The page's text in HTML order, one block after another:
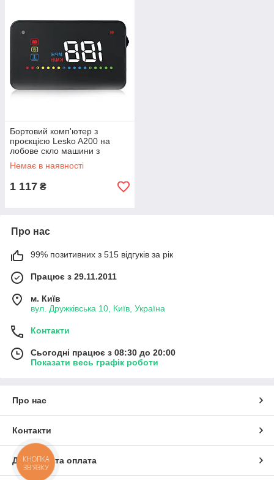
Бортовий комп'ютер з
проєкцією Lesko A200 на
лобове скло машини з
дисплеєм автомобільний
проєкційний
Немає в наявності
1 117 ₴
Про нас
99% позитивних з 515 відгуків за рік
Працює з 29.11.2011
м. Київ
вул. Дружківська 10, Київ, Україна
Контакти
Сьогодні працює з 08:30 до 20:00
Показати весь графік роботи
Про нас
Контакти
Доставка та оплата
КНОПКА
ЗВ'ЯЗКУ